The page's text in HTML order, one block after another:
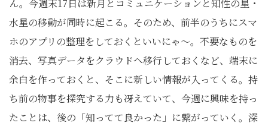
ん。今週末17日は新月とコミュニケーションと知性の星・
水星の移動が同時に起こる。そのため、前半のうちにスマ
ホのアプリの整理をしておくといいにゃ〜。不要なものを
消去、写真データをクラウドへ移行しておくなど、端末に
余白を作っておくと、そこに新しい情報が入ってくる。持
ち前の物事を探究する力も冴えていて、今週に興味を持っ
たことは、後の「知ってて良かった」に繋がっていく。深